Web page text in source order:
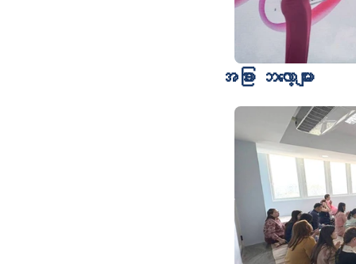
အခြား ဘလော့များ